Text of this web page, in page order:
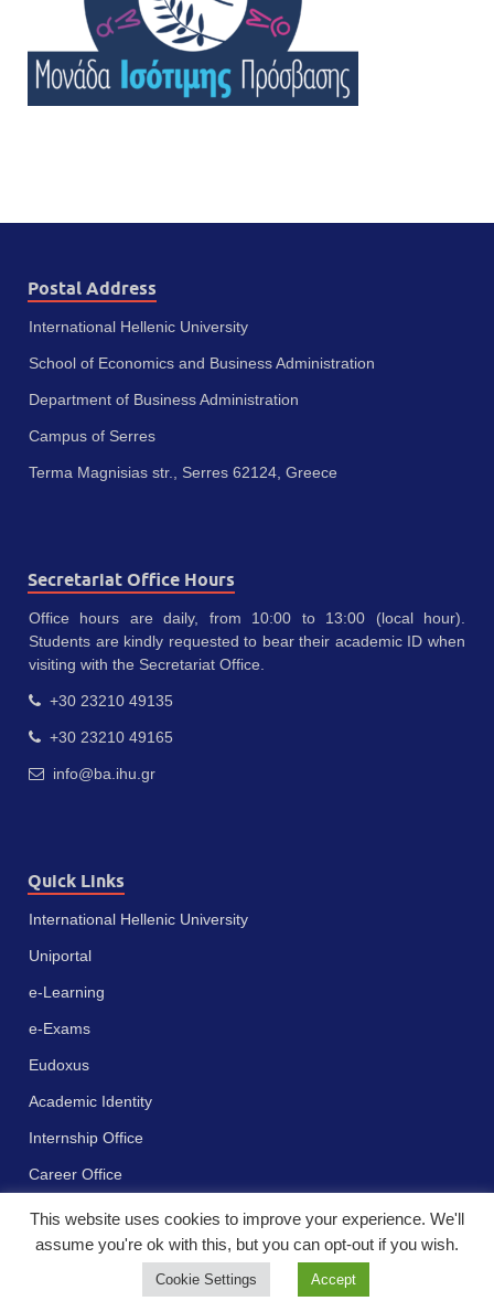
Postal Address
International Hellenic University
School of Economics and Business Administration
Department of Business Administration
Campus of Serres
Terma Magnisias str., Serres 62124, Greece
Secretariat Office Hours
Office hours are daily, from 10:00 to 13:00 (local hour).
Students are kindly requested to bear their academic ID when
visiting with the Secretariat Office.
+30 23210 49135
+30 23210 49165
info@ba.ihu.gr
Quick Links
International Hellenic University
Uniportal
e-Learning
e-Exams
Eudoxus
Academic Identity
Internship Office
Career Office
This website uses cookies to improve your experience. We'll
assume you're ok with this, but you can opt-out if you wish.
Cookie Settings Accept